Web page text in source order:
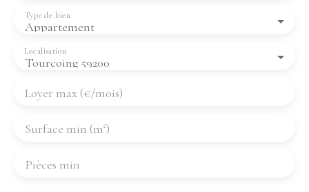
Appartement
Type de bien
Tourcoing 59200
Localisation
Loyer max (€/mois)
Surface min (m²)
Pièces min